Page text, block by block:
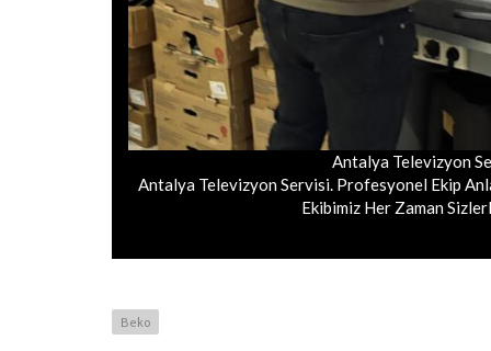
Antalya Televizyon
Antalya Televizyon Servisi. Profesyonel Ekip
Ekibimiz Her Zaman
Beko